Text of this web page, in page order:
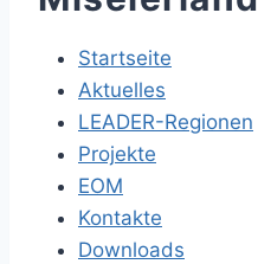
Startseite
Aktuelles
LEADER-Regionen
Projekte
EOM
Kontakte
Downloads